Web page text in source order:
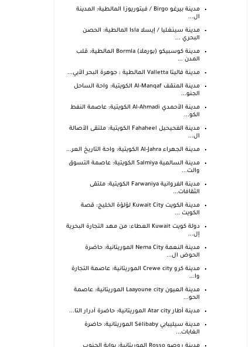
مدينة بيرغو Birgo / فيتوريوزا المالطية: المدينة
ال...
مدينة سينغليا / إيسلا Isla المالطية: الحصن
البحري ...
مدينة كوسبيكو (بورملا) Bormla المالطية: قلب
المدن ...
مدينة فاليتا Valletta المالطية : جوهرة البحر الأبي...
مدينة المنقف Al-Manqaf الكويتية: واحة الساحل
الجنو...
مدينة الأحمدي Al-Ahmadi الكويتية: عاصمة النفط
الكو...
مدينة الفحيحيل Fahaheel الكويتية: ملتقى الأصالة
ال...
مدينة الجهراء Al-Jahra الكويتية: واحة التاريخ العر...
مدينة السالمية Salmiya الكويتية: عاصمة التسوق
والت...
مدينة الفروانية Farwaniya الكويتية: ملتقى
الثقافات...
مدينة الكويت Kuwait City لؤلؤة الخليج: قصة
الكويت ...
دولة كويت Kuwait العطاء: من مهد التجارة البحرية
إل...
مدينة النعمة Nema City الموريتانية: حاضرة
الحوض ال...
مدينة كرو Crewe city الموريتانية: عاصمة التجارة
وا...
مدينة العيون Laayoune city الموريتانية: عاصمة
الحو...
مدينة أطار Atar city الموريتانية: حاضرة آدرار التا...
مدينة سيليبابي Sélibaby الموريتانية: حاضرة
الغابات...